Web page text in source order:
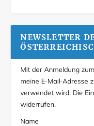
NEWSLETTER
Mit der Anmeldung
meine
verwendet wird. Die
widerrufen.
Name